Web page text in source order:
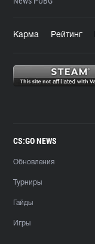
Карма Рейтинг
CS:GO NEWS
Обновления
Турниры
Гайды
Игры